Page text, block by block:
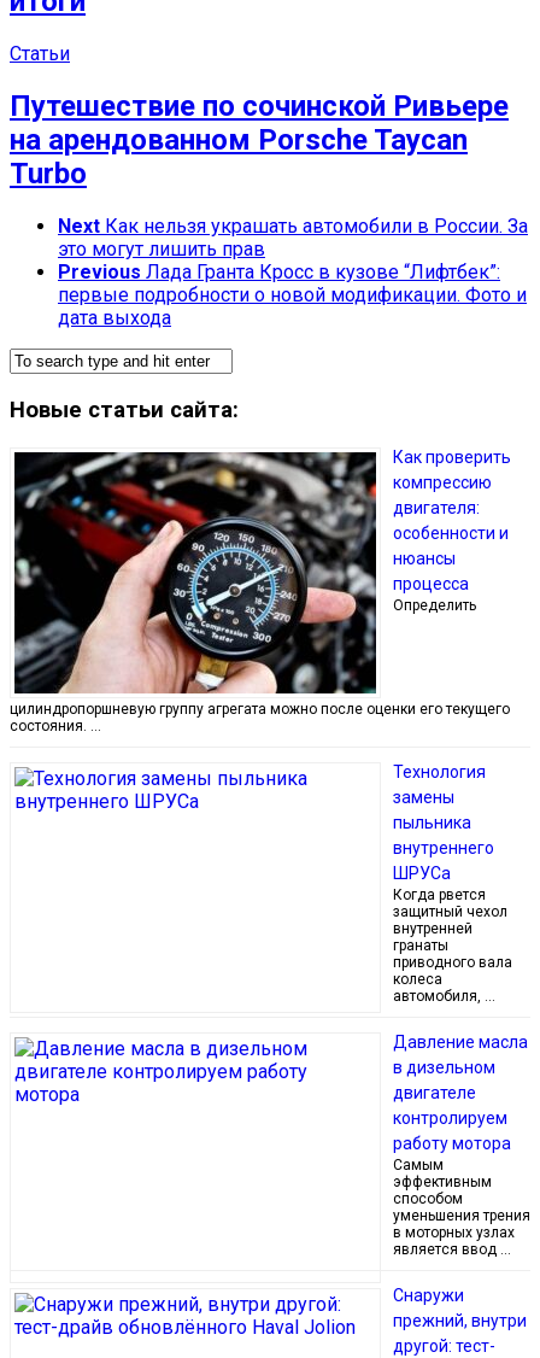
Статьи
Путешествие по сочинской Ривьере
на арендованном Porsche Taycan
Turbo
Next Как нельзя украшать автомобили в России. За
это могут лишить прав
Previous Лада Гранта Кросс в кузове “Лифтбек”:
первые подробности о новой модификации. Фото и
дата выхода
Новые статьи сайта:
Как проверить
компрессию
двигателя:
особенности и
нюансы
процесса
Определить
цилиндропоршневую группу агрегата можно после оценки его текущего
состояния. …
Технология
замены
пыльника
внутреннего
ШРУСа
Когда рвется
защитный чехол
внутренней
гранаты
приводного вала
колеса
автомобиля, …
Давление масла
в дизельном
двигателе
контролируем
работу мотора
Самым
эффективным
способом
уменьшения трения
в моторных узлах
является ввод …
Снаружи
прежний, внутри
другой: тест-